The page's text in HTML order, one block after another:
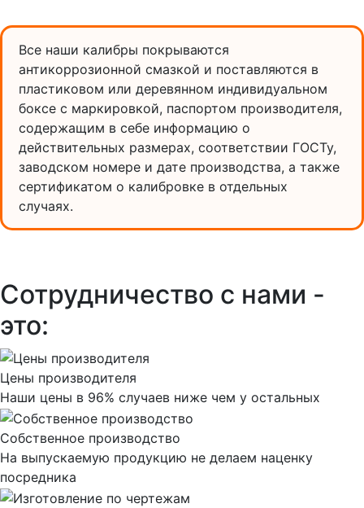
Все наши калибры покрываются
антикоррозионной смазкой и поставляются в
пластиковом или деревянном индивидуальном
боксе с маркировкой, паспортом производителя,
содержащим в себе информацию о
действительных размерах, соответствии ГОСТу,
заводском номере и дате производства, а также
сертификатом о калибровке в отдельных
случаях.
Сотрудничество с нами -
это:
Цены производителя
Наши цены в 96% случаев ниже чем у остальных
Собственное производство
На выпускаемую продукцию не делаем наценку
посредника